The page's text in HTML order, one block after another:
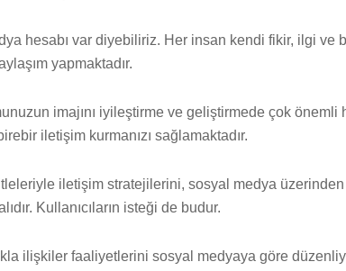
hesabı var diyebiliriz. Her insan kendi fikir, ilgi ve
yapmaktadır.
imajını iyileştirme ve geliştirmede çok önemli
iletişim kurmanızı sağlamaktadır.
iletişim stratejilerini, sosyal medya
Kullanıcıların isteği de budur.
ilişkiler faaliyetlerini sosyal medyaya göre